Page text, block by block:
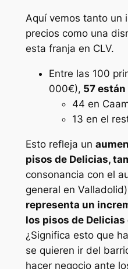
Aquí vemos tanto un
precios como una
esta franja en CLV.
Entre las 100
000€), 57 están
44 en
13 en el
Esto refleja un
pisos de Delicias,
consonancia con el
general en
representa un
los pisos de Delicias
¿Significa esto que
se quieren ir del
hacer negocio ante